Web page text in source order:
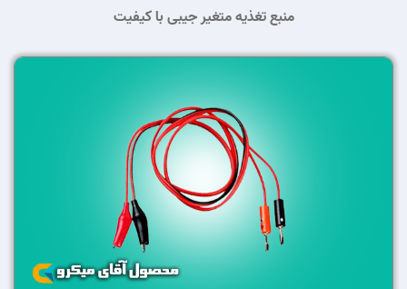
منبع تغذیه متغیر جیبی با کیفیت